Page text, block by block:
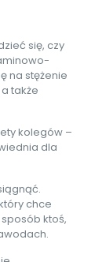
się, czy
na stężenie
także
kolegów –
dla
chce
ktoś,